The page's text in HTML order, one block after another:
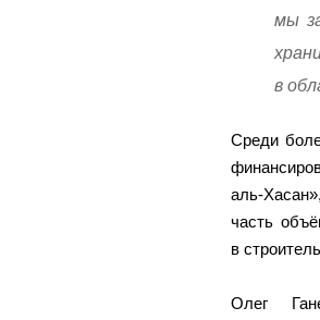
мы
в
Среди
аль-
часть
в
Олег